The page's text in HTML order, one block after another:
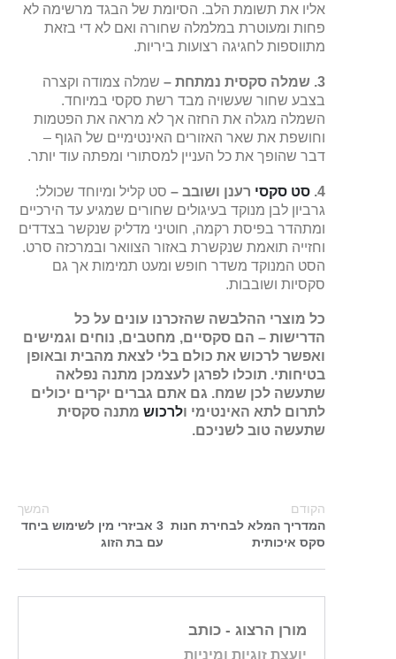
אליו את תשומת הלב. הסיומת של הבגד מרשימה לא
פחות ומעוטרת במלמלה שחורה ואם לא די בזאת
מתווספות לחגיגה רצועות ביריות.
3. שמלה סקסית נמתחת –
שמלה צמודה וקצרה
בצבע שחור שעשויה מבד רשת סקסי במיוחד.
השמלה מגלה את החזה אך לא מראה את הפטמות
וחושפת את שאר האזורים האינטימיים של הגוף –
דבר שהופך את כל העניין למסתורי ומפתה עוד יותר.
4. סט סקסי רענן ושובב – סט קליל ומיוחד שכולל:
גרביון לבן מנוקד בעיגולים שחורים שמגיע עד הירכיים
ומתהדר בפיסת רקמה, חוטיני מדליק שנקשר בצדדים
וחזייה תואמת שנקשרת באזור הצוואר ובמרכזה סרט.
הסט המנוקד משדר חופש ומעט תמימות אך גם
סקסיות ושובבות.
כל מוצרי ההלבשה שהזכרנו עונים על כל
הדרישות – הם סקסיים, מחטבים, נוחים וגמישים
ואפשר לרכוש את כולם בלי לצאת מהבית ובאופן
בטיחותי. תוכלו לפרגן לעצמכן מתנה נפלאה
שתעשה לכן שמח. גם אתם גברים יקרים יכולים
לתרום לתא האינטימי ולרכוש מתנה סקסית
שתעשה טוב לשניכם.
הקודם
המדריך המלא לבחירת חנות
סקס איכותית
המשך
3 אביזרי מין לשימוש ביחד
עם בת הזוג
מורן הרצוג - כותב
יועצת זוגיות ומיניות